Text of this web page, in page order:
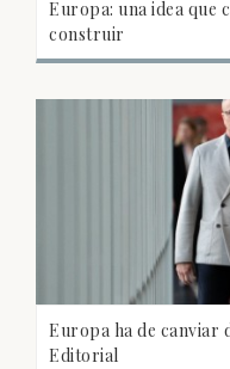
Europa: una idea que
construir
Europa ha de canviar
Editorial